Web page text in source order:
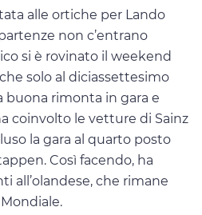
alle ortiche per Lando
non c’entrano
si è rovinato il weekend
solo al diciassettesimo
buona rimonta in gara e
coinvolto le vetture di Sainz
la gara al quarto posto
Così facendo, ha
all’olandese, che rimane